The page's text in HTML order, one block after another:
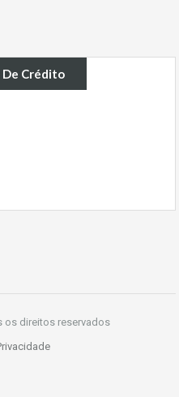
De Crédito
os direitos reservados